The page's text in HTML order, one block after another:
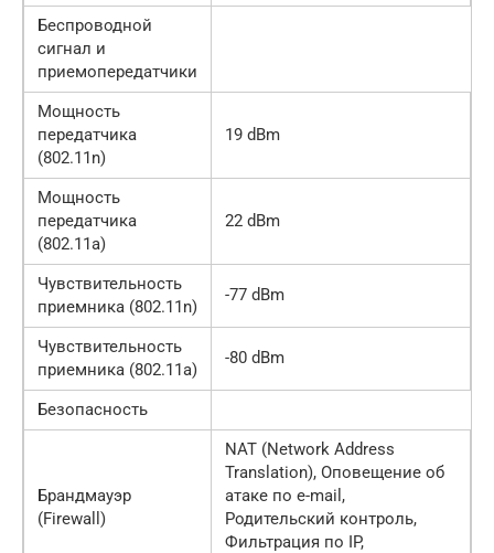
Беспроводной
сигнал и
приемопередатчики
Мощность
передатчика
(802.11n)
19 dBm
Мощность
передатчика
(802.11a)
22 dBm
Чувствительность
приемника (802.11n)
-77 dBm
Чувствительность
приемника (802.11a)
-80 dBm
Безопасность
Брандмауэр
(Firewall)
NAT (Network Address
Translation), Оповещение об
атаке по e-mail,
Родительский контроль,
Фильтрация по IP,